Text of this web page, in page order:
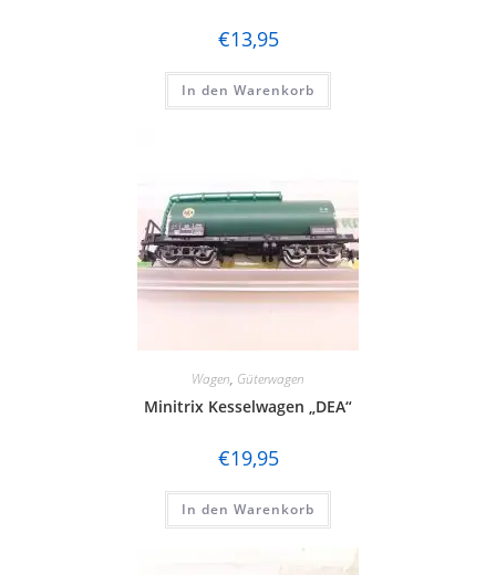
€13,95
In den Warenkorb
Wagen, Güterwagen
Minitrix Kesselwagen „DEA“
€19,95
In den Warenkorb